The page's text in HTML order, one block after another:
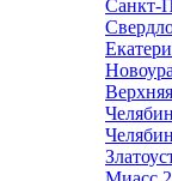
Санкт-